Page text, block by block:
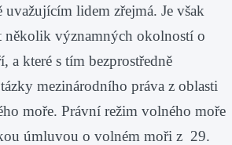
lidem zřejmá. Je však
několik významných okolností o
a které s tím bezprostředně
mezinárodního práva z oblasti
moře. Právní režim volného moře
úmluvou o volném moři z 29.